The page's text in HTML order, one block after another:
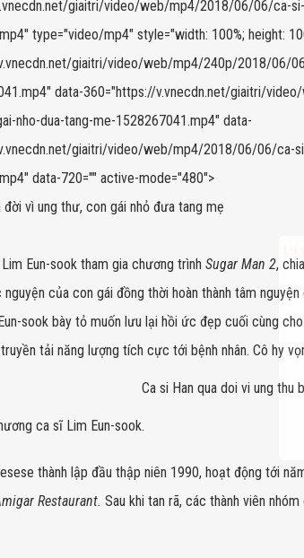
giaitri/video/web/mp4/2018/06/06/ca-si-
type="video/mp4" style="width: 100%; height:
giaitri/video/web/mp4/240p/2018/06/
data-360="https://v.vnecdn.net/giaitri/
nho-dua-tang-me-1528267041.mp4" data-
giaitri/video/web/mp4/2018/06/06/ca-
data-720="" active-mode="480">
đời vì ung thư, con gái nhỏ đưa tang mẹ
Eun-sook tham gia chương trình Sugar Man 2,
của con gái đồng thời hoàn thành tâm nguyện
sook bày tỏ muốn lưu lại hồi ức đẹp cuối cùng
tải năng lượng tích cực tới bệnh nhân. Cô hy
ca sĩ Lim Eun-sook.
thành lập đầu thập niên 1990, hoạt động tới
Restaurant. Sau khi tan rã, các thành viên